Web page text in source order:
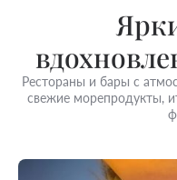
Рестораны и бары с
свежие морепродукты,